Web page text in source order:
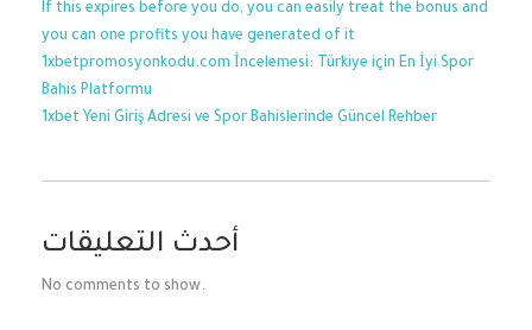
If this expires before you do, you can easily treat the bonus and
you can one profits you have generated of it
1xbetpromosyonkodu.com İncelemesi: Türkiye için En İyi Spor
Bahis Platformu
1xbet Yeni Giriş Adresi ve Spor Bahislerinde Güncel Rehber
أحدث التعليقات
No comments to show.